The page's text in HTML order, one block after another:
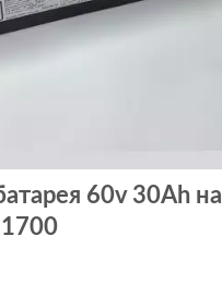
60v 30Ah на